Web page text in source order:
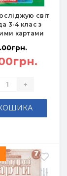
світ
3-4 клас з
картами
+